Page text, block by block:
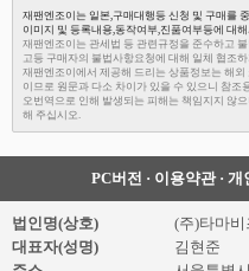
재팬엔조이는 일본,구매대행등 신청 및 구매를
이미지 및 등록내용,동작여부,진품여부등에 대
재팬엔조이는 관세법 등 관련규정을 준수하고
고등 구매자의 불법사항요청에 대해 일체 협조
재팬엔조이에서 제공해 드리는 상품정보는 해
이므로 원문과 다소 차이가 있을 수 있으니 참조
오번역으로 인해 발생되는 피해는 책임지지 않
해 주십시오.
PC버전 · 이용약관· 개
법인명(상호)
(주)타마비
대표자(성명)
김현준